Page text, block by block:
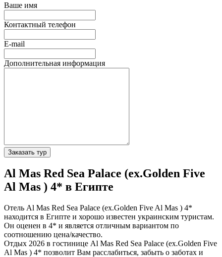
Ваше имя
Контактный телефон
E-mail
Дополнительная информация
Заказать тур
Al Mas Red Sea Palace (ex.Golden Five
Al Mas ) 4* в Египте
Отель Al Mas Red Sea Palace (ex.Golden Five Al Mas ) 4*
находится в Египте и хорошо известен украинским туристам.
Он оценен в 4* и является отличным вариантом по
соотношению цена/качество.
Отдых 2026 в гостинице Al Mas Red Sea Palace (ex.Golden Five
Al Mas ) 4* позволит Вам расслабиться, забыть о заботах и